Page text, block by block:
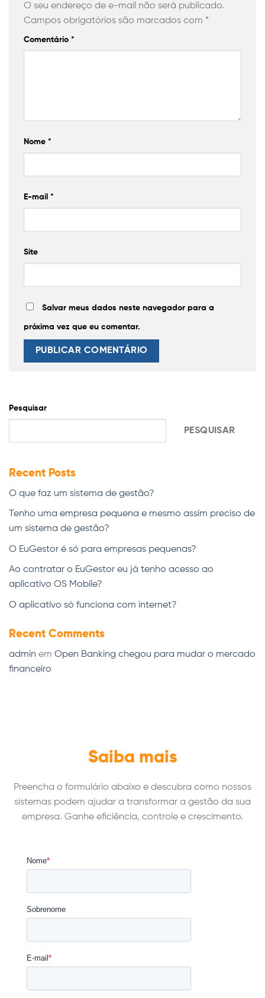
O seu endereço de e-mail não será publicado.
Campos obrigatórios são marcados com *
Comentário *
Nome *
E-mail *
Site
Salvar meus dados neste navegador para a
próxima vez que eu comentar.
Pesquisar
PESQUISAR
Recent Posts
O que faz um sistema de gestão?
Tenho uma empresa pequena e mesmo assim preciso de
um sistema de gestão?
O EuGestor é só para empresas pequenas?
Ao contratar o EuGestor eu já tenho acesso ao
aplicativo OS Mobile?
O aplicativo só funciona com internet?
Recent Comments
admin em Open Banking chegou para mudar o mercado
financeiro
Saiba mais
Preencha o formulário abaixo e descubra como nossos
sistemas podem ajudar a transformar a gestão da sua
empresa. Ganhe eficiência, controle e crescimento.